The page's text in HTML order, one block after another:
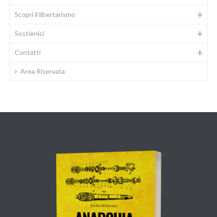
Scopri il libertarismo
Sostienici
Contatti
Area Riservata